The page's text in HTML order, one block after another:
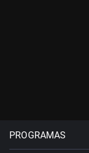
PROGRAMAS